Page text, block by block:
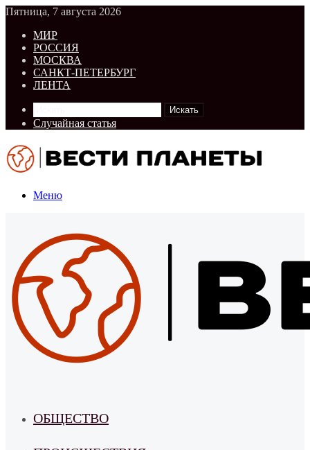
Пятница, 7 августа 2026
МИР
РОССИЯ
МОСКВА
САНКТ-ПЕТЕРБУРГ
ЛЕНТА
Искать
Случайная статья
Меню
ОБЩЕСТВО